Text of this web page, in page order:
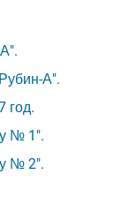
А".
год.
№ 1".
№ 2".